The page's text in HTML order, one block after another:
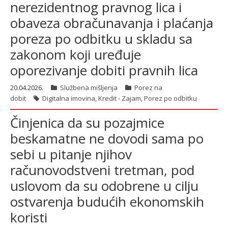
Претплата
Пријава
latinica
nerezidentnog pravnog lica i
obaveza obračunavanja i plaćanja
poreza po odbitku u skladu sa
zakonom koji uređuje
oporezivanje dobiti pravnih lica
20.04.2026. Službena mišljenja
Porez na
dobit
Digitalna imovina,Kredit - Zajam,Porez po odbitku
Činjenica da su pozajmice
beskamatne ne dovodi sama po
sebi u pitanje njihov
računovodstveni tretman, pod
uslovom da su odobrene u cilju
ostvarenja budućih ekonomskih
koristi